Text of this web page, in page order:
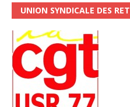
UNION SYNDICALE DES